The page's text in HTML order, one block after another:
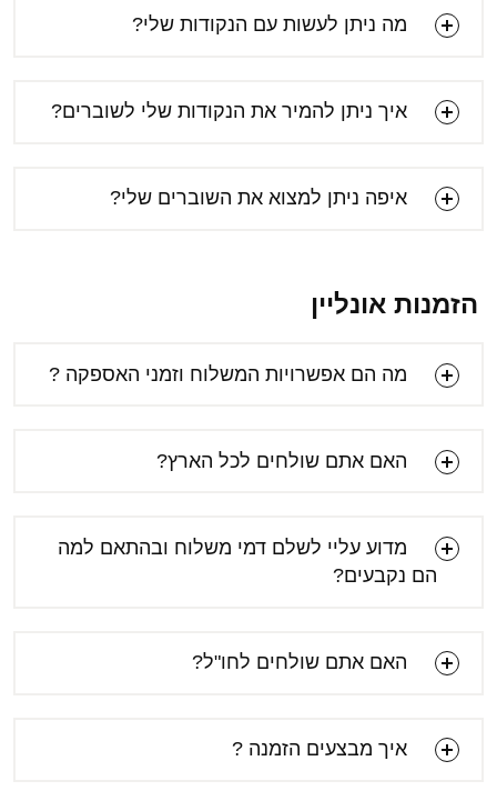
מה ניתן לעשות עם הנקודות שלי?
איך ניתן להמיר את הנקודות שלי לשוברים?
איפה ניתן למצוא את השוברים שלי?
הזמנות אונליין
מה הם אפשרויות המשלוח וזמני האספקה ?
האם אתם שולחים לכל הארץ?
מדוע עליי לשלם דמי משלוח ובהתאם למה
הם נקבעים?
האם אתם שולחים לחו"ל?
איך מבצעים הזמנה ?